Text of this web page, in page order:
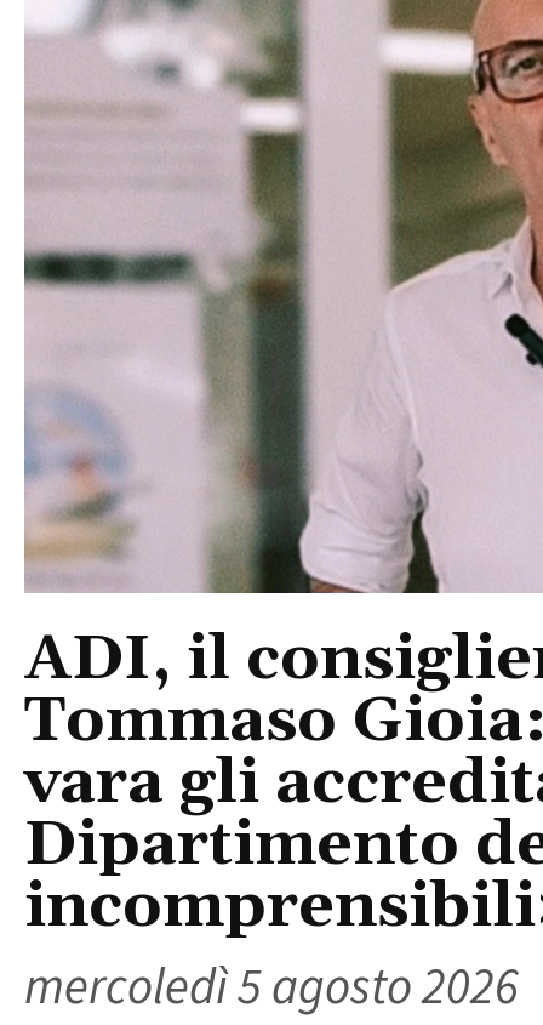
ADI, il
Tommaso
vara gli
Dipartimento
mercoledì 5 agosto 2026